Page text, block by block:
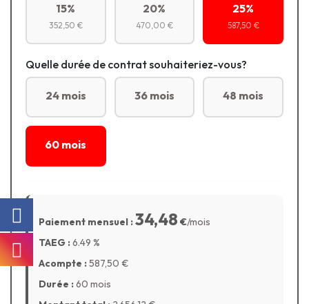
15%
352,50 €
20%
470,00 €
25%
587,50 €
Quelle durée de contrat souhaiteriez-vous?
24 mois 36 mois 48 mois
60 mois
Paiement mensuel :34,48 €/mois
TAEG :6.49 %
Acompte :587,50 €
Durée :60 mois